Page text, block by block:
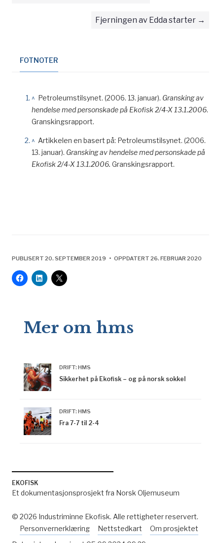
Fjerningen av Edda starter
FOTNOTER
^ Petroleumstilsynet. (2006. 13. januar). Gransking av
hendelse med personskade på Ekofisk 2/4-X 13.1.2006.
Granskingsrapport.
^ Artikkelen en basert på: Petroleumstilsynet. (2006.
13. januar). Gransking av hendelse med personskade på
Ekofisk 2/4-X 13.1.2006. Granskingsrapport.
PUBLISERT 20. SEPTEMBER 2019 • OPPDATERT 26. FEBRUAR 2020
Mer om hms
DRIFT: HMS
Sikkerhet på Ekofisk – og på norsk sokkel
DRIFT: HMS
Fra 7-7 til 2-4
EKOFISK
Et dokumentasjonsprosjekt fra Norsk Oljemuseum
© 2026 Industriminne Ekofisk. Alle rettigheter reservert.
Personvernerklæring
Nettstedkart
Om prosjektet